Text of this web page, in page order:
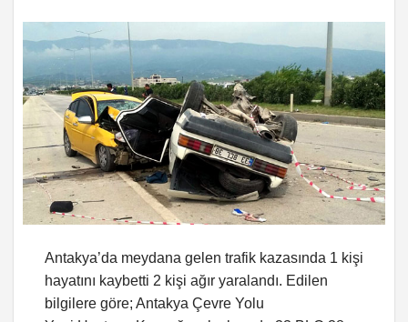
Antakya’da meydana gelen trafik kazasında 1 kişi
hayatını kaybetti 2 kişi ağır yaralandı. Edilen
bilgilere göre; Antakya Çevre Yolu